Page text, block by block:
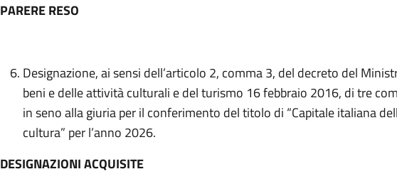
PARERE RESO
Designazione, ai sensi dell’articolo 2, comma 3, del decreto del
beni e delle attività culturali e del turismo 16 febbraio 2016, di tre
in seno alla giuria per il conferimento del titolo di “Capitale italiana
cultura” per l’anno 2026.
DESIGNAZIONI ACQUISITE